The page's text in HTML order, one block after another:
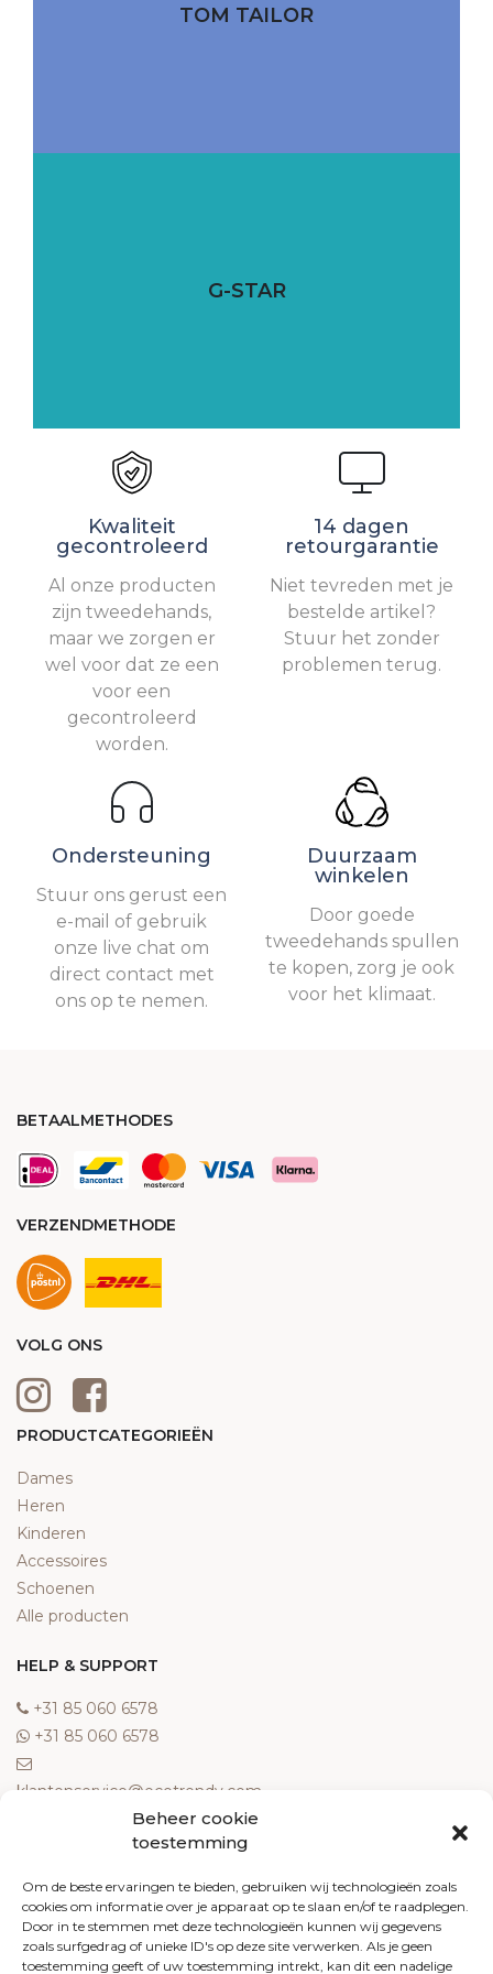
Beheer cookie
toestemming
Om de beste ervaringen te bieden, gebruiken wij technologieën zoals
cookies om informatie over je apparaat op te slaan en/of te raadplegen.
Door in te stemmen met deze technologieën kunnen wij gegevens
zoals surfgedrag of unieke ID's op deze site verwerken. Als je geen
toestemming geeft of uw toestemming intrekt, kan dit een nadelige
TOM TAILOR
G-STAR
Kwaliteit
gecontroleerd
Al onze producten
zijn tweedehands,
maar we zorgen er
wel voor dat ze een
voor een
gecontroleerd
worden.
14 dagen
retourgarantie
Niet tevreden met je
bestelde artikel?
Stuur het zonder
problemen terug.
Ondersteuning
Stuur ons gerust een
e-mail of gebruik
onze live chat om
direct contact met
ons op te nemen.
Duurzaam
winkelen
Door goede
tweedehands spullen
te kopen, zorg je ook
voor het klimaat.
BETAALMETHODES
VERZENDMETHODE
VOLG ONS
PRODUCTCATEGORIEËN
Dames
Heren
Kinderen
Accessoires
Schoenen
Alle producten
HELP & SUPPORT
‎+31 85 060 6578
‎+31 85 060 6578
klantenservice@ecotrendy.com
Meest gestelde vragen
Contact
Algemene voorwaarden
Retourneren